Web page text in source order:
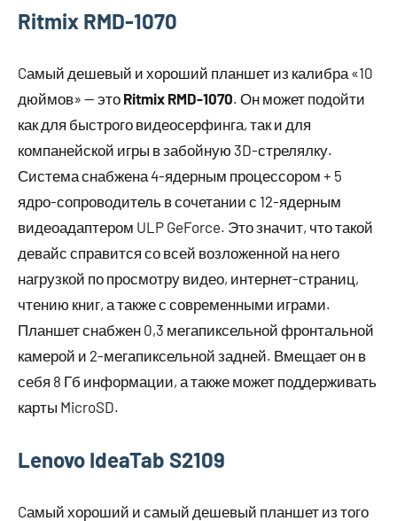
Ritmix RMD-1070
Cамый дешевый и хороший планшет из калибра «10
дюймов» — это Ritmix RMD-1070. Он может подойти
как для быстрого видеосерфинга, так и для
компанейской игры в забойную 3D-стрелялку.
Система снабжена 4-ядерным процессором + 5
ядро-сопроводитель в сочетании с 12-ядерным
видеоадаптером ULP GeForce. Это значит, что такой
девайс справится со всей возложенной на него
нагрузкой по просмотру видео, интернет-страниц,
чтению книг, а также с современными играми.
Планшет снабжен 0,3 мегапиксельной фронтальной
камерой и 2-мегапиксельной задней. Вмещает он в
себя 8 Гб информации, а также может поддерживать
карты MicroSD.
Lenovo IdeaTab S2109
Cамый хороший и самый дешевый планшет из того